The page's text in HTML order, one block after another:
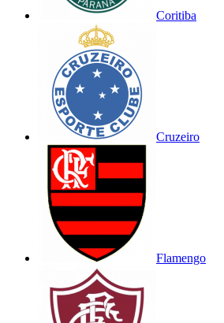
Coritiba
Cruzeiro
Flamengo